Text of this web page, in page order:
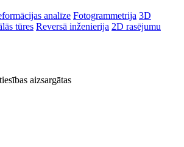
analīze Fotogrammetrija 3D
tūres Reversā inženierija 2D rasējumu
aizsargātas